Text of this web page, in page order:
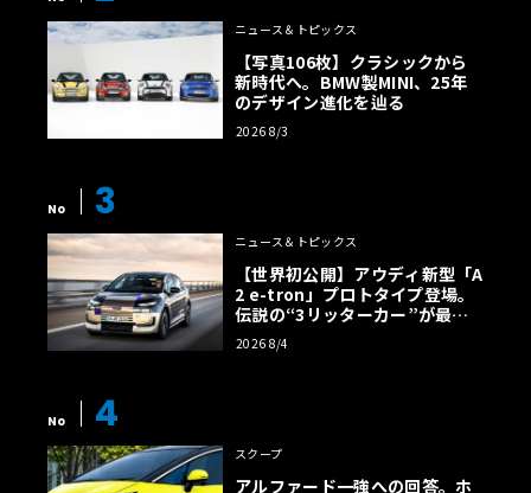
ニュース＆トピックス
【写真106枚】クラシックから
新時代へ。BMW製MINI、25年
のデザイン進化を辿る
2026 8/3
No 3
ニュース＆トピックス
【世界初公開】アウディ新型「A
2 e-tron」プロトタイプ登場。
伝説の“3リッターカー”が最高
効率エントリーBEVとして復活
【画像38枚】
2026 8/4
No 4
スクープ
アルファード一強への回答。ホ